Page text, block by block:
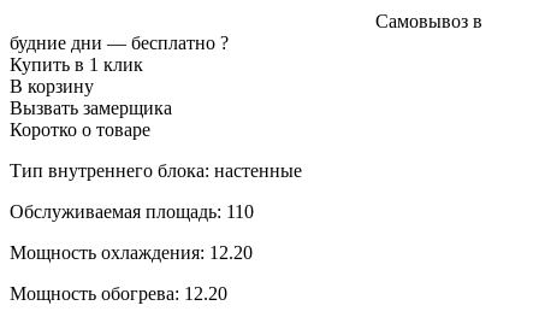
Самовывоз в
будние дни — бесплатно ?
Купить в 1 клик
В корзину
Вызвать замерщика
Коротко о товаре
Тип внутреннего блока: настенные
Обслуживаемая площадь: 110
Мощность охлаждения: 12.20
Мощность обогрева: 12.20